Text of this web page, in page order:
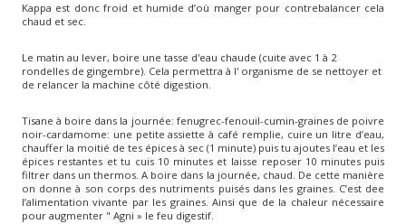
Kappa est donc froid et humide d’où manger pour contrebalancer cela
chaud et sec.
Le matin au lever, boire une tasse d'eau chaude (cuite avec 1 à 2
rondelles de gingembre). Cela permettra à l' organisme de se nettoyer et
de relancer la machine côté digestion.
Tisane à boire dans la journée: fenugrec-fenouil-cumin-graines de poivre
noir-cardamome: une petite assiette à café remplie, cuire un litre d’eau,
chauffer la moitié de tes épices à sec (1 minute) puis tu ajoutes l’eau et les
épices restantes et tu cuis 10 minutes et laisse reposer 10 minutes puis
filtrer dans un thermos. A boire dans la journée, chaud. De cette manière
on donne à son corps des nutriments puisés dans les graines. C’est dee
l’alimentation vivante par les graines. Ainsi que de la chaleur nécessaire
pour augmenter " Agni » le feu digestif.